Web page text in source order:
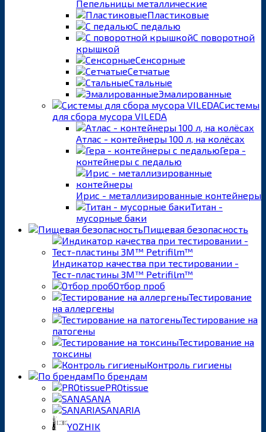
Пепельницы металлические
Пластиковые
С педалью
С поворотной
крышкой
Сенсорные
Сетчатые
Стальные
Эмалированные
Системы
для сбора мусора VILEDA
Атлас - контейнеры 100 л, на колёсах
Гера -
контейнеры с педалью
Ирис - металлизированные контейнеры
Титан -
мусорные баки
Пищевая безопасность
Индикатор качества при тестировании -
Тест-пластины 3M™ Petrifilm™
Отбор проб
Тестирование
на аллергены
Тестирование на
патогены
Тестирование на
токсины
Контроль гигиены
По брендам
PROtissue
SANA
SANARIA
YOZHIK